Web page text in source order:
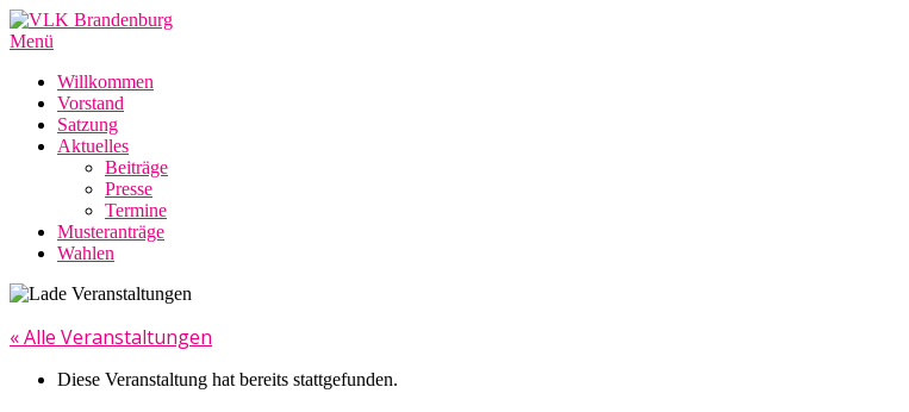
Zum
Inhalt
Menü
Willkommen
Vorstand
Satzung
Aktuelles
Beiträge
Presse
Termine
Musteranträge
Wahlen
« Alle Veranstaltungen
Diese Veranstaltung hat bereits stattgefunden.